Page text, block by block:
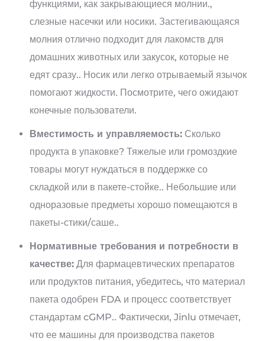
функциями, как закрывающиеся молнии.,
слезные насечки или носики. Застегивающаяся
молния отлично подходит для лакомств для
домашних животных или закусок, которые не
едят сразу.. Носик или легко отрываемый язычок
помогают жидкости. Посмотрите, чего ожидают
конечные пользователи.
Вместимость и управляемость: Сколько
продукта в упаковке? Тяжелые или громоздкие
товары могут нуждаться в поддержке со
складкой или в пакете-стойке.. Небольшие или
одноразовые предметы хорошо помещаются в
пакеты-стики/саше..
Нормативные требования и потребности в
качестве: Для фармацевтических препаратов
или продуктов питания, убедитесь, что материал
пакета одобрен FDA и процесс соответствует
стандартам cGMP.. Фактически, Jinlu отмечает,
что ее машины для производства пакетов